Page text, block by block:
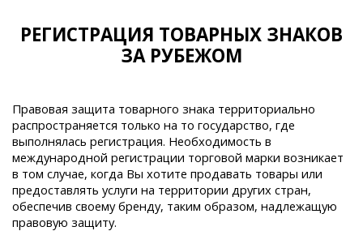
РЕГИСТРАЦИЯ ТОВАРНЫХ ЗНАКОВ
ЗА РУБЕЖОМ
Правовая защита товарного знака территориально
распространяется только на то государство, где
выполнялась регистрация. Необходимость в
международной регистрации торговой марки возникает
в том случае, когда Вы хотите продавать товары или
предоставлять услуги на территории других стран,
обеспечив своему бренду, таким образом, надлежащую
правовую защиту.